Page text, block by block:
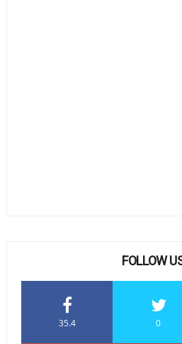
FOLLOW
35.4 0